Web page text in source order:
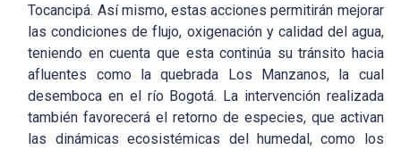
Tocancipá. Así mismo, estas acciones permitirán mejorar
las condiciones de flujo, oxigenación y calidad del agua,
teniendo en cuenta que esta continúa su tránsito hacia
afluentes como la quebrada Los Manzanos, la cual
desemboca en el río Bogotá. La intervención realizada
también favorecerá el retorno de especies, que activan
las dinámicas ecosistémicas del humedal, como los